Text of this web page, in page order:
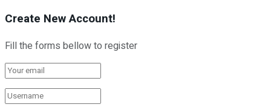
Create New Account!
Fill the forms bellow to register